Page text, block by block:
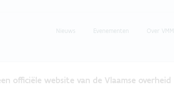
Nieuws Evenementen Over VMM
officiële website van de Vlaamse overheid